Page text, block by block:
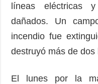
líneas eléctricas
dañados. Un
incendio fue
destruyó más de dos
El lunes por la